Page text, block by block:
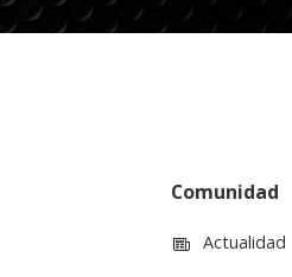
Comunidad
Actualidad